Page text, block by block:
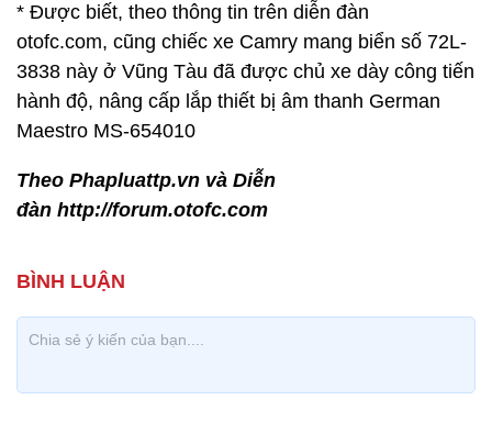
* Được biết, theo thông tin trên diễn đàn
otofc.com, cũng chiếc xe Camry mang biển số 72L-
3838 này ở Vũng Tàu đã được chủ xe dày công tiến
hành độ, nâng cấp lắp thiết bị âm thanh German
Maestro MS-654010
Theo Phapluattp.vn và Diễn
đàn http://forum.otofc.com